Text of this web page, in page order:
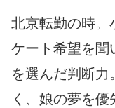
北京転勤の時。
ケート希望を聞
を選んだ判断力
く、娘の夢を